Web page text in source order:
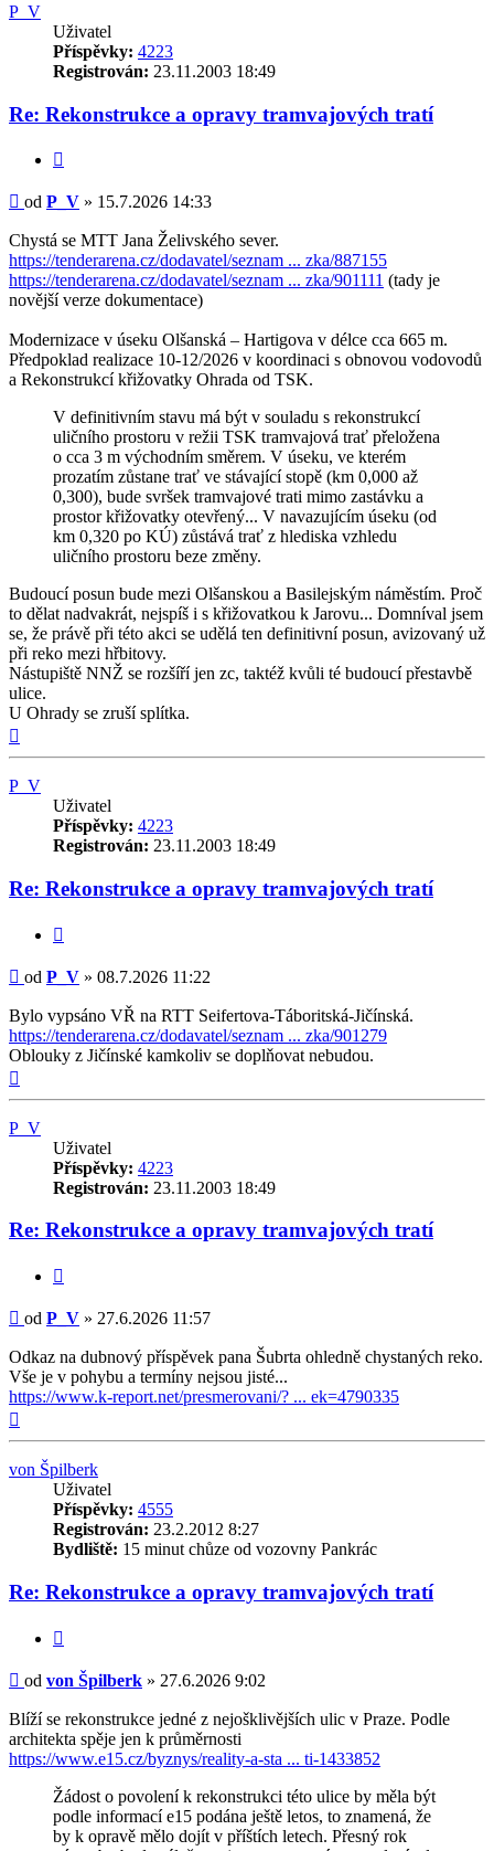
P_V
Uživatel
Příspěvky: 4223
Registrován: 23.11.2003 18:49
Re: Rekonstrukce a opravy tramvajových tratí
Příspěvek
od P_V » 15.7.2026 14:33
Chystá se MTT Jana Želivského sever.
https://tenderarena.cz/dodavatel/seznam ... zka/887155
https://tenderarena.cz/dodavatel/seznam ... zka/901111 (tady je
novější verze dokumentace)
Modernizace v úseku Olšanská – Hartigova v délce cca 665 m.
Předpoklad realizace 10-12/2026 v koordinaci s obnovou vodovodů
a Rekonstrukcí křižovatky Ohrada od TSK.
V definitivním stavu má být v souladu s rekonstrukcí
uličního prostoru v režii TSK tramvajová trať přeložena
o cca 3 m východním směrem. V úseku, ve kterém
prozatím zůstane trať ve stávající stopě (km 0,000 až
0,300), bude svršek tramvajové trati mimo zastávku a
prostor křižovatky otevřený... V navazujícím úseku (od
km 0,320 po KÚ) zůstává trať z hlediska vzhledu
uličního prostoru beze změny.
Budoucí posun bude mezi Olšanskou a Basilejským náměstím. Proč
to dělat nadvakrát, nejspíš i s křižovatkou k Jarovu... Domníval jsem
se, že právě při této akci se udělá ten definitivní posun, avizovaný už
při reko mezi hřbitovy.
Nástupiště NNŽ se rozšíří jen zc, taktéž kvůli té budoucí přestavbě
ulice.
U Ohrady se zruší splítka.
P_V
Uživatel
Příspěvky: 4223
Registrován: 23.11.2003 18:49
Re: Rekonstrukce a opravy tramvajových tratí
Příspěvek
od P_V » 08.7.2026 11:22
Bylo vypsáno VŘ na RTT Seifertova-Táboritská-Jičínská.
https://tenderarena.cz/dodavatel/seznam ... zka/901279
Oblouky z Jičínské kamkoliv se doplňovat nebudou.
P_V
Uživatel
Příspěvky: 4223
Registrován: 23.11.2003 18:49
Re: Rekonstrukce a opravy tramvajových tratí
Příspěvek
od P_V » 27.6.2026 11:57
Odkaz na dubnový příspěvek pana Šubrta ohledně chystaných reko.
Vše je v pohybu a termíny nejsou jisté...
https://www.k-report.net/presmerovani/? ... ek=4790335
von Špilberk
Uživatel
Příspěvky: 4555
Registrován: 23.2.2012 8:27
Bydliště: 15 minut chůze od vozovny Pankrác
Re: Rekonstrukce a opravy tramvajových tratí
Příspěvek
od von Špilberk » 27.6.2026 9:02
Blíží se rekonstrukce jedné z nejošklivějších ulic v Praze. Podle
architekta spěje jen k průměrnosti
https://www.e15.cz/byznys/reality-a-sta ... ti-1433852
Žádost o povolení k rekonstrukci této ulice by měla být
podle informací e15 podána ještě letos, to znamená, že
by k opravě mělo dojít v příštích letech. Přesný rok